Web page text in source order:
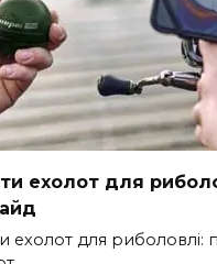
ехолот для
ехолот для риболовлі: